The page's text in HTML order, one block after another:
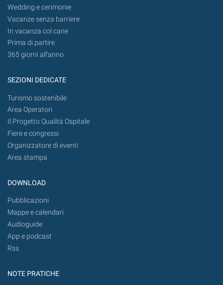
Wedding e cerimonie
Vacanze senza barriere
In vacanza col cane
Prima di partire
365 giorni all’anno
SEZIONI DEDICATE
Turismo sostenibile
Area Operatori
Il Progetto Qualità Ospitale
Fiere e congressi
Organizzatore di eventi
Area stampa
DOWNLOAD
Pubblicazioni
Mappe e calendari
Audioguide
App e podcast
Rss
NOTE PRATICHE